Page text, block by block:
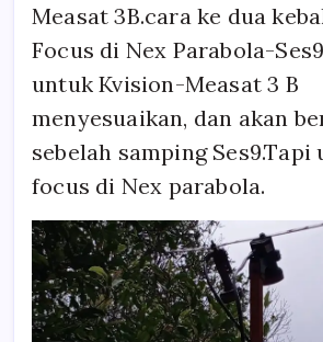
Measat 3B.cara ke dua
Focus di Nex Parabola-
untuk Kvision-Measat 3 B
menyesuaikan, dan akan
sebelah samping
focus di Nex parabola.